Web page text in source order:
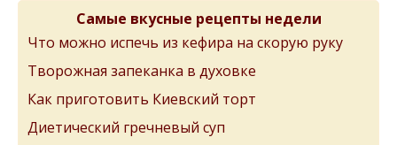
Самые вкусные рецепты недели
Что можно испечь из кефира на скорую руку
Творожная запеканка в духовке
Как приготовить Киевский торт
Диетический гречневый суп